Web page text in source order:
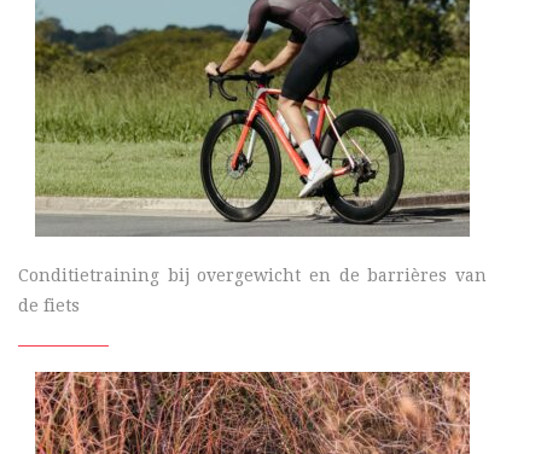
Conditietraining bij overgewicht en de barrières van
de fiets